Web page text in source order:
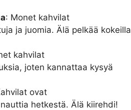
: Monet kahvilat
ja juomia. Älä pelkää kokeilla
kahvilat
joten kannattaa kysyä
ovat
hetkestä. Älä kiirehdi!